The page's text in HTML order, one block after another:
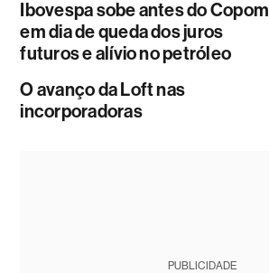
Ibovespa sobe antes do Copom
em dia de queda dos juros
futuros e alívio no petróleo
O avanço da Loft nas
incorporadoras
PUBLICIDADE